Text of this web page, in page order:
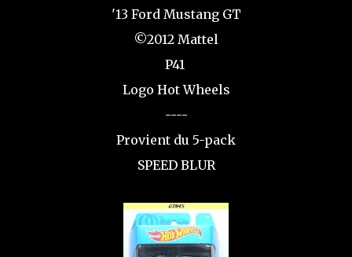
'13 Ford Mustang GT
©2012 Mattel
P41
Logo Hot Wheels
----
Provient du 5-pack
SPEED BLUR